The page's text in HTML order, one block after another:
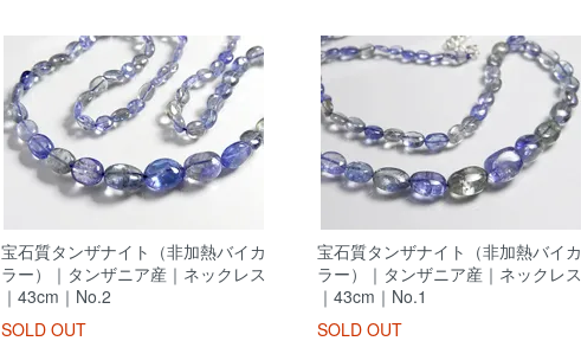
宝石質タンザナイト（非加熱バイカ
ラー）｜タンザニア産｜ネックレス
｜43cm｜No.2
SOLD OUT
宝石質タンザナイト（非加熱バイカ
ラー）｜タンザニア産｜ネックレス
｜43cm｜No.1
SOLD OUT